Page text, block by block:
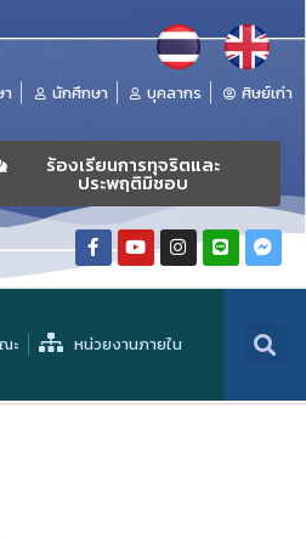
นักศึกษา บุคลากร ศิษย์เก่า
ร้องเรียนการทุจริตและ
ประพฤติมิชอบ
ะ หน่วยงานภายใน